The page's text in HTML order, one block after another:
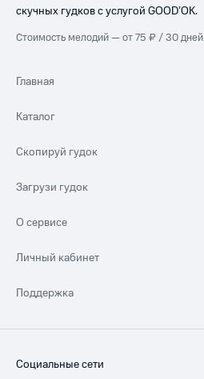
скучных гудков с услугой GOOD’OK.
Стоимость мелодий — от 75 ₽ / 30 дней
Главная
Каталог
Скопируй гудок
Загрузи гудок
О сервисе
Личный кабинет
Поддержка
Социальные сети